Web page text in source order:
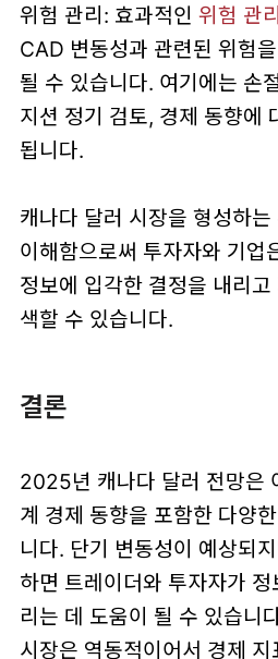
위험 관리: 효과적인 위험 관
CAD 변동성과 관련된 위험
될 수 있습니다. 여기에는 손
지션 정기 검토, 경제 동향에
됩니다.
캐나다 달러 시장을 형성하
이해함으로써 투자자와 기업
정보에 입각한 결정을 내리
색할 수 있습니다.
결론
2025년 캐나다 달러 전망은
계 경제 동향을 포함한 다양
니다. 단기 변동성이 예상되
하면 트레이더와 투자자가
리는 데 도움이 될 수 있습니
시장은 역동적이어서 경제